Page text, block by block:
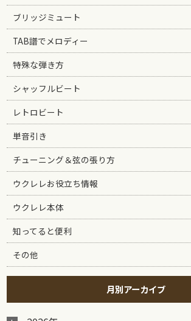
ブリッジミュート
TAB譜でメロディー
特殊な弾き方
シャッフルビート
レトロビート
単音引き
チューニング＆弦の張り方
ウクレレお役立ち情報
ウクレレ本体
知ってると便利
その他
月別アーカイブ